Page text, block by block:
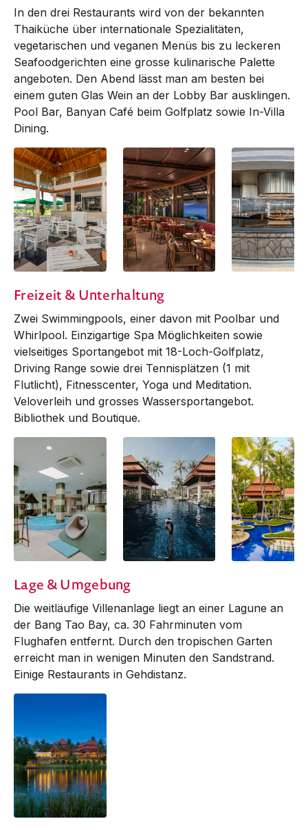
In den drei Restaurants wird von der be­kannten
Thaiküche über internationale Spezialitäten,
vegetarischen und veganen Menüs bis zu leckeren
Seafoodgerichten eine grosse kulinarische Palette
angeboten. Den Abend lässt man am besten bei
einem guten Glas Wein an der Lobby Bar ausklingen.
Pool Bar, Banyan Café beim Golfplatz sowie In-Villa
Dining.
Rava Master Grill
Freizeit & Unterhaltung
Zwei Swimmingpools, einer davon mit Poolbar und
Whirlpool. Einzigartige Spa Möglichkei­ten sowie
vielseitiges Sportangebot mit 18-Loch-Golf­platz,
Dri­ving Range so­wie drei Tennisplätzen (1 mit
Flutlicht), Fitness­center, Yoga und Meditation.
Veloverleih und grosses Was­ser­sportangebot.
Bibliothek und Boutique.
Lage & Umgebung
Die weitläufige Villenanlage liegt an einer Lagune an
der Bang Tao Bay, ca. 30 Fahrminuten vom
Flughafen entfernt. Durch den tropischen Garten
erreicht man in wenigen Minuten den Sand­strand.
Einige Restaurants in Geh­distanz.